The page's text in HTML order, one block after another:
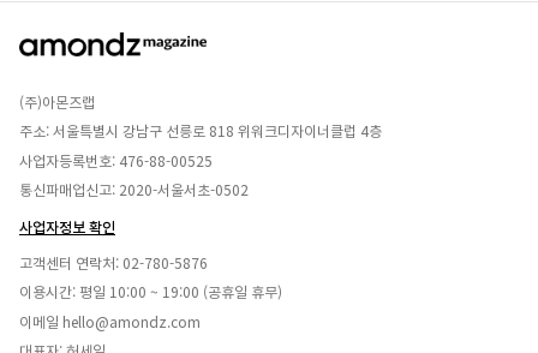
(주)아몬즈랩
주소: 서울특별시 강남구 선릉로 818 위워크디자이너클럽 4층
사업자등록번호: 476-88-00525
통신파매업신고: 2020-서울서초-0502
사업자정보 확인
고객센터 연락처: 02-780-5876
이용시간: 평일 10:00 ~ 19:00 (공휴일 휴무)
이메일 hello@amondz.com